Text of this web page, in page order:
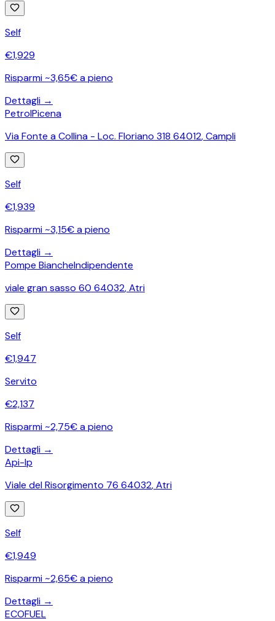
Self
€1,929
Risparmi ~3,65€ a pieno
Dettagli →
PetrolPicena
Via Fonte a Collina - Loc. Floriano 318 64012,Campli
Self
€1,939
Risparmi ~3,15€ a pieno
Dettagli →
Pompe BiancheIndipendente
viale gran sasso 60 64032,Atri
Self
€1,947
Servito
€2,137
Risparmi ~2,75€ a pieno
Dettagli →
Api-Ip
Viale del Risorgimento 76 64032,Atri
Self
€1,949
Risparmi ~2,65€ a pieno
Dettagli →
ECOFUEL